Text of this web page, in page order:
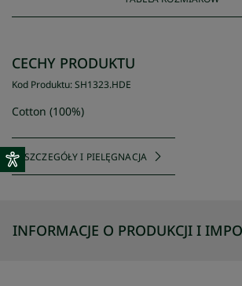
CECHY PRODUKTU
Kod Produktu:SH1323.HDE
Cotton (100%)
SZCZEGÓŁY I PIELĘGNACJA
INFORMACJE O PRODUKCJI I